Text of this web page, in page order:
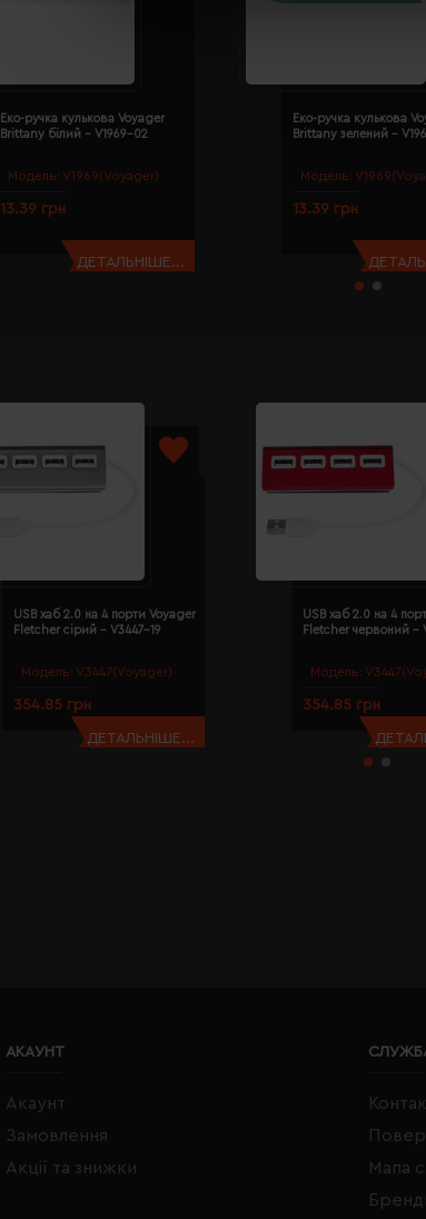
Модель: V1969(Voyager)
Еко-ручка кулькова Voyager
Brittany білий - V1969-02
13.39 грн
ДЕТАЛЬНІШЕ...
Модель:
Еко-ручка кулькова
Brittany зелений -
13.39 грн
Модель: V3447(Voyager)
USB хаб 2.0 на 4 порти Voyager
Fletcher сірий - V3447-19
354.85 грн
ДЕТАЛЬНІШЕ...
Модель:
USB хаб 2.0 на 4
Fletcher червоний -
354.85 грн
АКАУНТ
Акаунт
Замовлення
Акції та знижки
Мапа